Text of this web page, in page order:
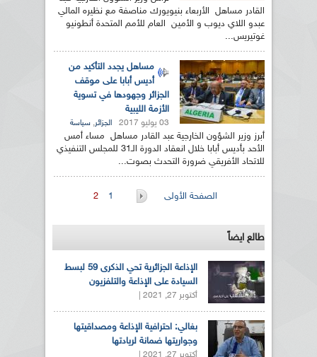
القادر مساهل الأربعاء بنيويورك مناصفة مع نظيره المالي
عبدو اللاي ديوب و الأمين العام للأمم المتحدة أنطونيو
غوتيريس...
مساهل يجدد التأكيد من
أديس أبابا على موقف
الجزائر وجهودها في تسوية
الأزمة الليبية
03 يوليو 2017 الجزائر, سياسة
أبرز وزير الشؤون الخارجية عبد القادر مساهل مساء أمس
الأحد بأديس أبابا خلال انعقاد الدورة الـ31 للمجلس التنفيذي
للاتحاد الأفريقي ضرورة التحدث بصوت...
الصفحاتالصفحة الأولى 1
2
طالع ايضاً
الإذاعة الجزائرية تحي الذكرى 59 لبسط
السيادة على الإذاعة والتلفزيون
أكتوبر 27, 2021 |
بغالي: احترافية الإذاعة ومصداقيتها
وجواريتها ضمانة لريادتها